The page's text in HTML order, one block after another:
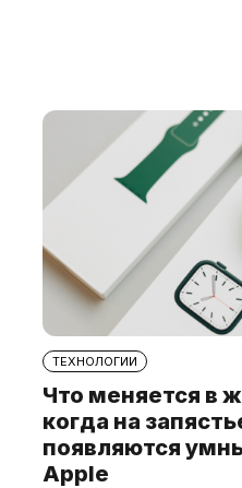
ТЕХНОЛОГИИ
Что меняется в
когда на
появляются
Apple